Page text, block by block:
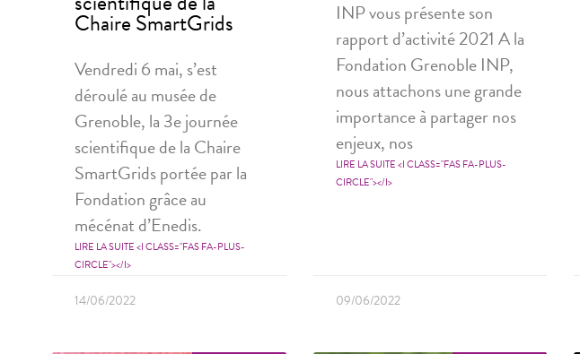
Chaire SmartGrids
Vendredi 6 mai, s’est
déroulé au musée de
Grenoble, la 3e journée
scientifique de la Chaire
SmartGrids portée par la
Fondation grâce au
mécénat d’Enedis.
LIRE LA SUITE <I CLASS="FAS FA-PLUS-
CIRCLE"></I>
14/06/2022
INP vous présente son
rapport d’activité 2021 A la
Fondation Grenoble INP,
nous attachons une grande
importance à partager nos
enjeux, nos
LIRE LA SUITE <I CLASS="FAS FA-PLUS-
CIRCLE"></I>
09/06/2022